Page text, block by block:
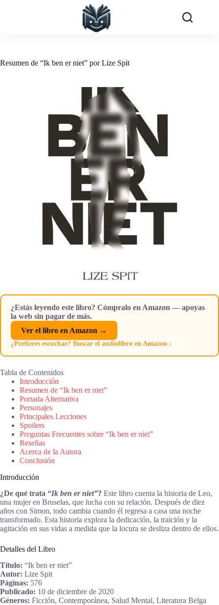
Resumen de “Ik ben er niet” por Lize Spit
¿Estás leyendo este libro? Cómpralo en Amazon — apoyas
la web sin pagar de más.
Ver el libro en Amazon →
¿Prefieres escuchar? Buscar el audiolibro en Amazon ›
Tabla de Contenidos
Introducción
Resumen de “Ik ben er niet”
Portada Alternativa
Personajes
Principales Lecciones
Spoilers
Preguntas Frecuentes sobre “Ik ben er niet”
Reseñas
Acerca de la Autora
Conclusión
Introducción
¿De qué trata “Ik ben er niet”? Este libro cuenta la historia de Leo,
una mujer en Bruselas, que lucha con su relación. Después de diez
años con Simon, todo cambia cuando él regresa a casa una noche
transformado. Esta historia explora la dedicación, la traición y la
agitación en sus vidas a medida que la locura se desliza dentro de ellos.
Detalles del Libro
Título: “Ik ben er niet”
Autor: Lize Spit
Páginas: 576
Publicado: 10 de diciembre de 2020
Géneros: Ficción, Contemporánea, Salud Mental, Literatura Belga